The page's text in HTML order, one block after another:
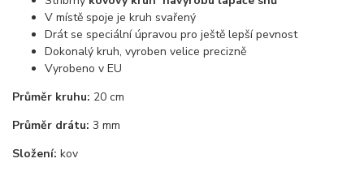
V místě spoje je kruh svařený
Drát se speciální úpravou pro ještě lepší pevnost
Dokonalý kruh, vyroben velice precizně
Vyrobeno v EU
Průměr kruhu: 20 cm
Průměr drátu: 3 mm
Složení: kov